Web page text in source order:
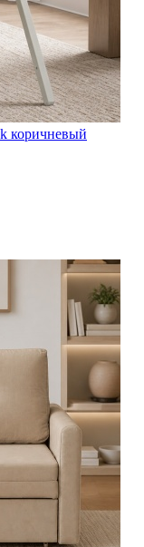
коричневый